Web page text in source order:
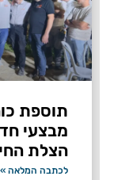
תוספת
מבצעי
הצלת
לכתבה המלאה »